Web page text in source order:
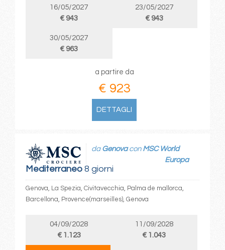
16/05/2027
€ 943
23/05/2027
€ 943
30/05/2027
€ 963
a partire da
€ 923
DETTAGLI
Mediterraneo8 giorni
da Genovacon MSC World
Europa
Genova, La Spezia, Civitavecchia, Palma de mallorca,
Barcellona, Provence(marseilles), Genova
04/09/2028
€ 1.123
11/09/2028
€ 1.043